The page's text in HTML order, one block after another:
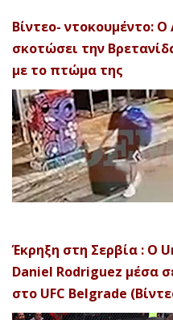
Βίντεο- ντοκουμέντο: Ο
σκοτώσει την
με το πτώμα της
Έκρηξη στη Σερβία : Ο
Daniel Rodriguez μέσα
στο UFC Belgrade